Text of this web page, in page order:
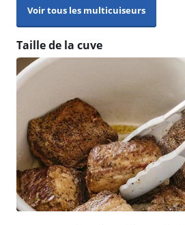
Voir tous les multicuiseurs
Taille de la cuve